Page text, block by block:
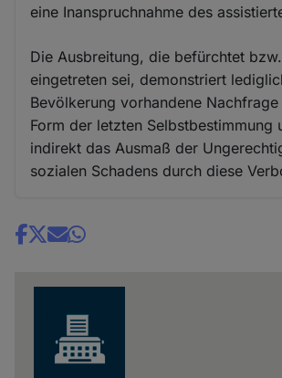
eine Inanspruchnahme des
Die Ausbreitung, die befürchtet
eingetreten sei, demonstriert
Bevölkerung vorhandene
Form der letzten Selbstbestimmung
indirekt das Ausmaß der
sozialen Schadens durch diese
Share